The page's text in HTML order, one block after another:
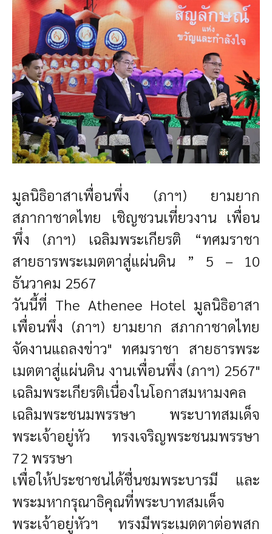
มูลนิธิอาสาเพื่อนพึ่ง (ภาฯ) ยามยาก
สภากาชาดไทย เชิญชวนเที่ยวงาน เพื่อน
พึ่ง (ภาฯ) เฉลิมพระเกียรติ “ทศมราชา
สายธารพระเมตตาสู่แผ่นดิน ” 5 – 10
ธันวาคม 2567
วันนี้ที่ The Athenee Hotel มูลนิธิอาสา
เพื่อนพึ่ง (ภาฯ) ยามยาก สภากาชาดไทย
จัดงานแถลงข่าว" ทศมราชา สายธารพระ
เมตตาสู่แผ่นดิน งานเพื่อนพึ่ง (ภาฯ) 2567"
เฉลิมพระเกียรติเนื่องในโอกาสมหามงคล
เฉลิมพระชนมพรรษา พระบาทสมเด็จ
พระเจ้าอยู่หัว ทรงเจริญพระชนมพรรษา
72 พรรษา
เพื่อให้ประชาชนได้ชื่นชมพระบารมี และ
พระมหากรุณาธิคุณที่พระบาทสมเด็จ
พระเจ้าอยู่หัวฯ ทรงมีพระเมตตาต่อพสก